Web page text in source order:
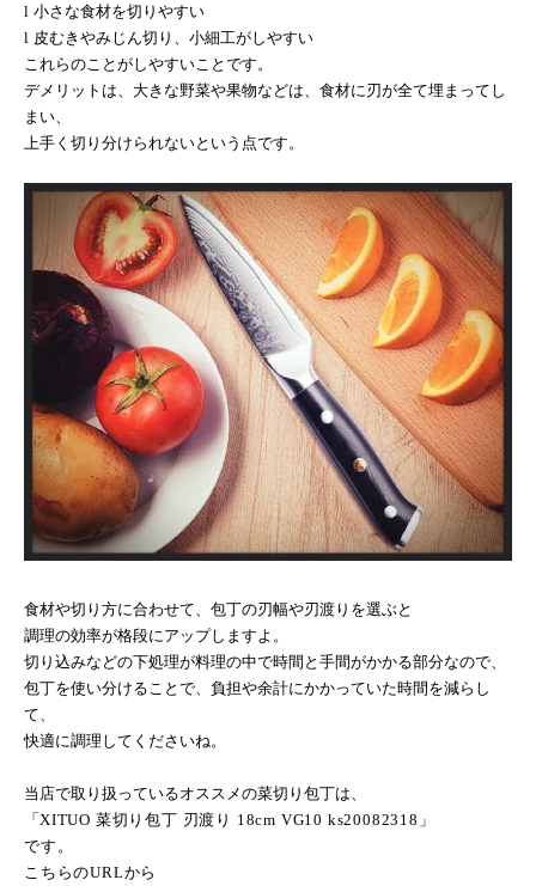
l 小さな食材を切りやすい
l 皮むきやみじん切り、小細工がしやすい
これらのことがしやすいことです。
デメリットは、大きな野菜や果物などは、食材に刃が全て埋まってし
まい、
上手く切り分けられないという点です。
食材や切り方に合わせて、包丁の刃幅や刃渡りを選ぶと
調理の効率が格段にアップしますよ。
切り込みなどの下処理が料理の中で時間と手間がかかる部分なので、
包丁を使い分けることで、負担や余計にかかっていた時間を減らし
て、
快適に調理してくださいね。
当店で取り扱っているオススメの菜切り包丁は、
「 XITUO 菜切り包丁 刃渡り 18cm VG10 ks20082318 」
です。
こちらのURLから